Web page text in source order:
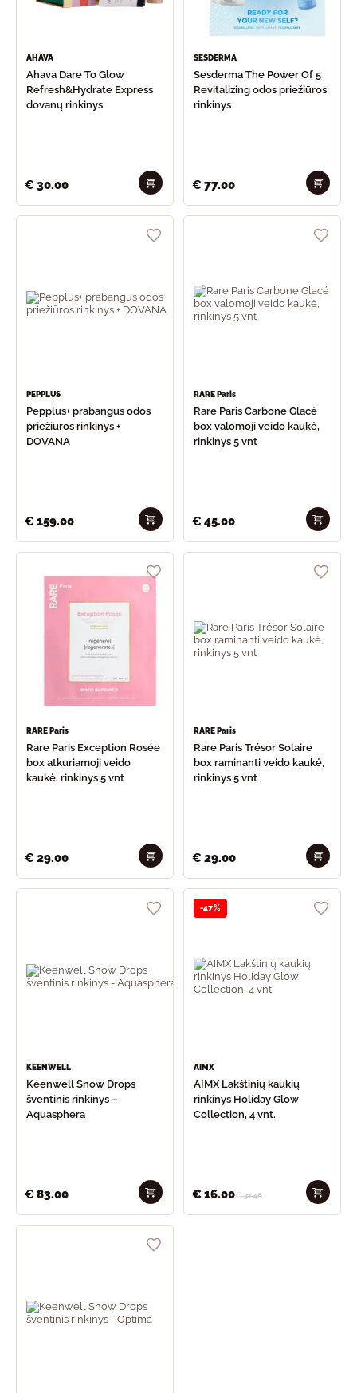
AHAVA
Ahava Dare To Glow
Refresh&Hydrate Express
dovanų rinkinys
€30.00
SESDERMA
Sesderma The Power Of 5
Revitalizing odos priežiūros
rinkinys
€77.00
PEPPLUS
Pepplus+ prabangus odos
priežiūros rinkinys +
DOVANA
€159.00
RARE Paris
Rare Paris Carbone Glacé
box valomoji veido kaukė,
rinkinys 5 vnt
€45.00
RARE Paris
Rare Paris Exception Rosée
box atkuriamoji veido
kaukė, rinkinys 5 vnt
€29.00
RARE Paris
Rare Paris Trésor Solaire
box raminanti veido kaukė,
rinkinys 5 vnt
€29.00
KEENWELL
Keenwell Snow Drops
šventinis rinkinys –
Aquasphera
€83.00
-47%
AIMX
AIMX Lakštinių kaukių
rinkinys Holiday Glow
Collection, 4 vnt.
€16.00€30.46